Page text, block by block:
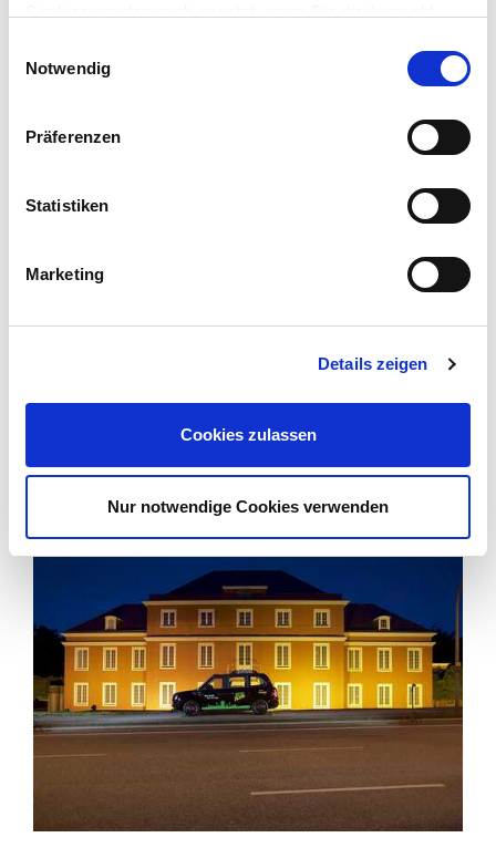
Notwendig
Präferenzen
Statistiken
Marketing
Details zeigen
Cookies zulassen
Nur notwendige Cookies verwenden
Copyright: STOAG